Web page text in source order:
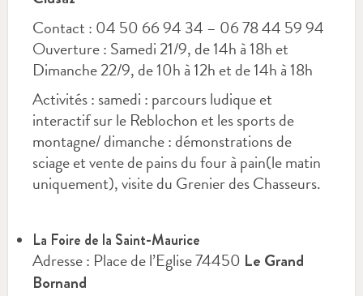
Contact : 04 50 66 94 34 – 06 78 44 59 94
Ouverture : Samedi 21/9, de 14h à 18h et
Dimanche 22/9, de 10h à 12h et de 14h à 18h
Activités : samedi : parcours ludique et
interactif sur le Reblochon et les sports de
montagne/ dimanche : démonstrations de
sciage et vente de pains du four à pain(le matin
uniquement), visite du Grenier des Chasseurs.
La Foire de la Saint-Maurice
Adresse : Place de l’Eglise 74450 Le Grand
Bornand